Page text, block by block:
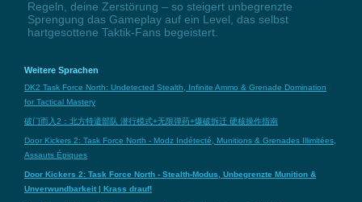
Regeln, deine Zerstörung – so steigert unbegrenzte
Sprengung das Gameplay auf ein Level, das selbst
hartgesottene Taktik-Fans begeistert.
Weitere Sprachen
DK2 Task Force North: Undetected Stealth, Infinite Ammo & Grenade Domination
for Tactical Mastery
破门而入2：北方特遣部队 潜行模式+无限弹药+爆破拆迁 硬核操作指南
Door Kickers 2: Task Force North - Modz Indétecté, Munitions & Grenades Illimitées,
Assauts Épiques
Door Kickers 2: Task Force North - Stealth-Modus, Unbegrenzte Munition &
Unverwundbarkeit | Krass drauf!